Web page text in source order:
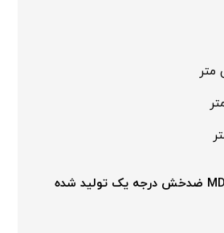
این محصول از MDF ضدخش درجه یک تولید شده